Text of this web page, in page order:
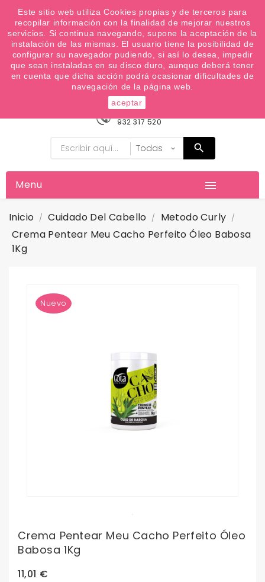
¿Quiere conocer las próximas ofertas del fin de
semana? Apúntate a nuestra Newsletter
Favoritos (0)

Información
932 317 520

Menu
Inicio Cuidado Del Cabello
Metodo Curly
Crema Pentear Meu Cacho Perfeito Óleo Babosa
1Kg
Nuevo
Crema Pentear Meu Cacho Perfeito Óleo
Babosa 1Kg
11,01 €
Este sitio web utiliza Cookies propias y de terceros para
recopilar información con la finalidad de mejorar nuestros
servicios. Si continua navegando, supone la aceptación de la
instalación de las mismas. El usuario tiene la posibilidad de
configurar su navegador pudiendo, si así lo desea, impedir
que sean instaladas en su disco duro, aunque deberá tener
en cuenta que dicha acción podrá ocasionar dificultades de
navegación de la página web.
aceptar